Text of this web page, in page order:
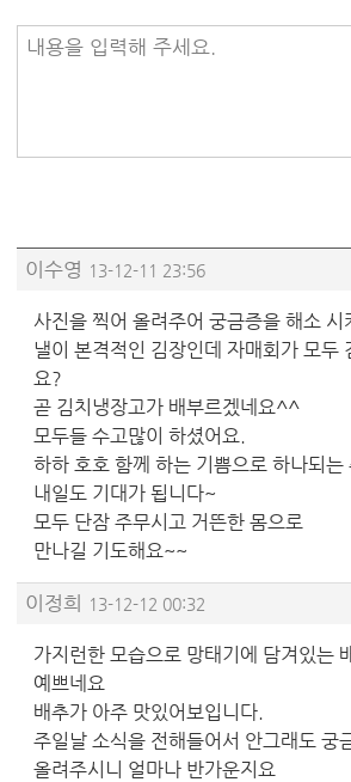
내용을 입력해 주세요.
이수영 13-12-11 23:56
사진을 찍어 올려주어 궁금증을 해소
낼이 본격적인 김장인데 자매회가 모두
요?
곧 김치냉장고가 배부르겠네요^^
모두들 수고많이 하셨어요.
하하 호호 함께 하는 기쁨으로 하나되는
내일도 기대가 됩니다~
모두 단잠 주무시고 거뜬한 몸으로
만나길 기도해요~~
이정희 13-12-12 00:32
가지런한 모습으로 망태기에 담겨있는
예쁘네요
배추가 아주 맛있어보입니다.
주일날 소식을 전해들어서 안그래도 궁
올려주시니 얼마나 반가운지요